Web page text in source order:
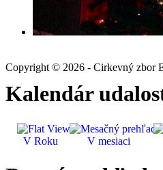
Copyright © 2026 - Cirkevný zbor
Kalendár
V Roku V mesiaci